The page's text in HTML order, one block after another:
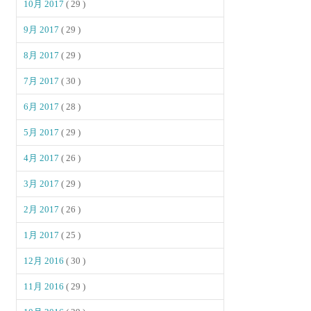
10月 2017( 29 )
9月 2017( 29 )
8月 2017( 29 )
7月 2017( 30 )
6月 2017( 28 )
5月 2017( 29 )
4月 2017( 26 )
3月 2017( 29 )
2月 2017( 26 )
1月 2017( 25 )
12月 2016( 30 )
11月 2016( 29 )